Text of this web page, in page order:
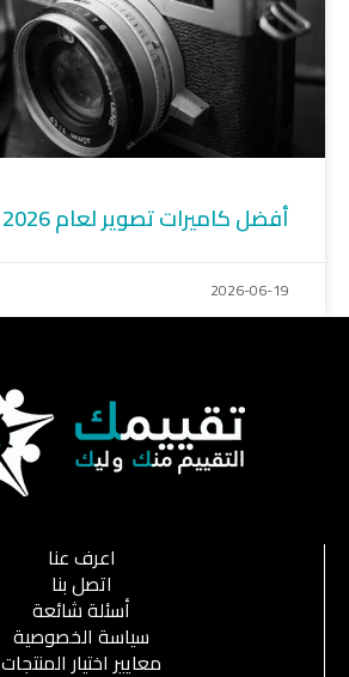
أفضل كاميرات تصوير لعام 2026
2026-06-19
اعرف عنا
اتصل بنا
أسئلة شائعة
سياسة الخصوصية
معايير اختيار المنتجات